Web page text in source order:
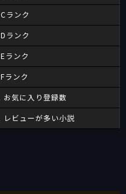
Cランク
Dランク
Eランク
Fランク
お気に入り登録数
レビューが多い小説